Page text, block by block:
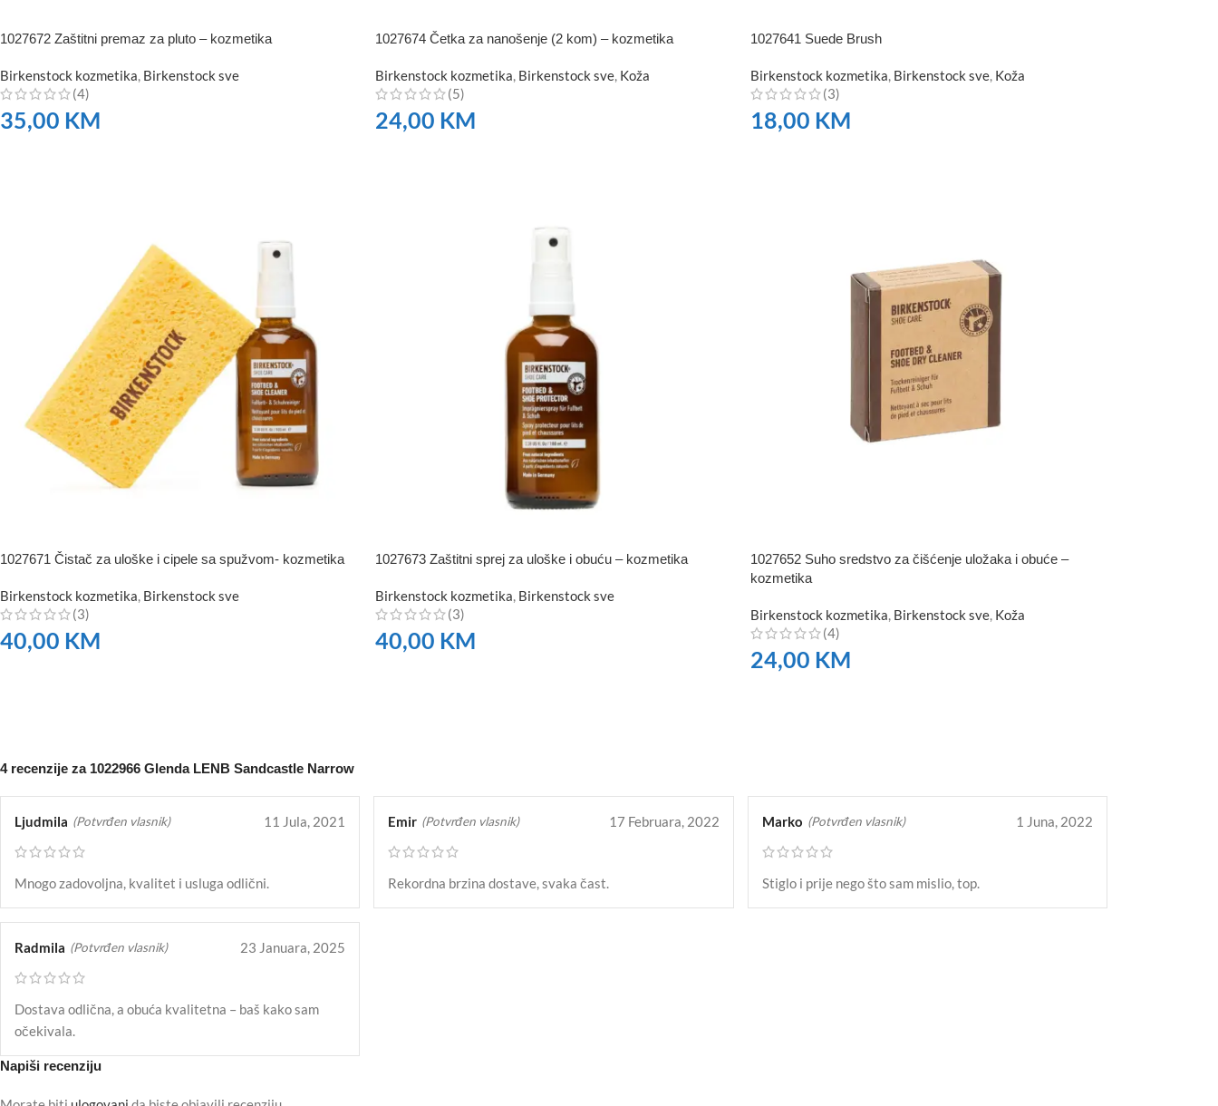
1027672 Zaštitni premaz za pluto – kozmetika
Birkenstock kozmetika, Birkenstock sve
(4)
35,00 KM
1027674 Četka za nanošenje (2 kom) – kozmetika
Birkenstock kozmetika, Birkenstock sve, Koža
(5)
24,00 KM
1027641 Suede Brush
Birkenstock kozmetika, Birkenstock sve, Koža
(3)
18,00 KM
1027671 Čistač za uloške i cipele sa spužvom- kozmetika
Birkenstock kozmetika, Birkenstock sve
(3)
40,00 KM
1027673 Zaštitni sprej za uloške i obuću – kozmetika
Birkenstock kozmetika, Birkenstock sve
(3)
40,00 KM
1027652 Suho sredstvo za čišćenje uložaka i obuće –
kozmetika
Birkenstock kozmetika, Birkenstock sve, Koža
(4)
24,00 KM
4 recenzije za 1022966 Glenda LENB Sandcastle Narrow
Ljudmila (Potvrđen vlasnik) 11 Jula, 2021
Mnogo zadovoljna, kvalitet i usluga odlični.
Emir (Potvrđen vlasnik) 17 Februara, 2022
Rekordna brzina dostave, svaka čast.
Marko (Potvrđen vlasnik) 1 Juna, 2022
Stiglo i prije nego što sam mislio, top.
Radmila (Potvrđen vlasnik) 23 Januara, 2025
Dostava odlična, a obuća kvalitetna – baš kako sam
očekivala.
Napiši recenziju